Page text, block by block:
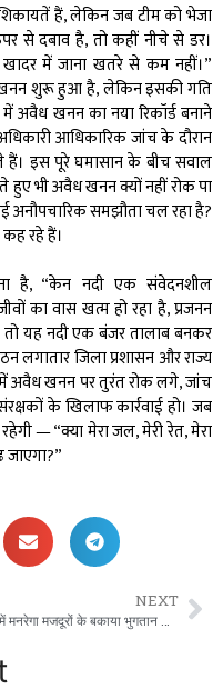
हैं, लेकिन जब टीम को भेजा
से दबाव है, तो कहीं नीचे से डर।
में जाना खतरे से कम नहीं।”
खनन शुरू हुआ है, लेकिन इसकी गति
खनन का नया रिकॉर्ड बनाने
आधिकारिक जांच के दौरान
इस पूरे घमासान के बीच सवाल
हुए भी अवैध खनन क्यों नहीं रोक पा
अनौपचारिक समझौता चल रहा है?
कह रहे हैं।
है, “केन नदी एक संवेदनशील
का वास खत्म हो रहा है, प्रजनन
यह नदी एक बंजर तालाब बनकर
लगातार जिला प्रशासन और राज्य
अवैध खनन पर तुरंत रोक लगे, जांच
के खिलाफ कार्रवाई हो। जब
— “क्या मेरा जल, मेरी रेत, मेरा
जाएगा?”
NEXT